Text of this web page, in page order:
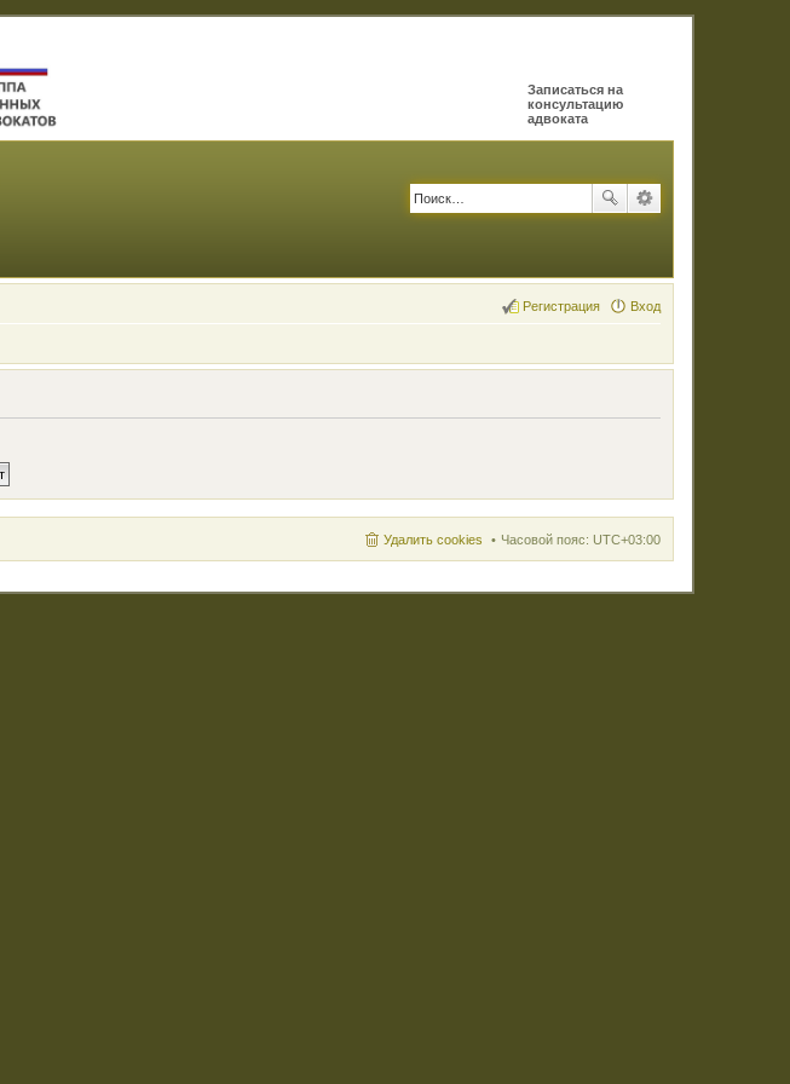
Записаться на
консультацию
адвоката
Вход
Регистрация
Часовой пояс: UTC+03:00
Удалить cookies